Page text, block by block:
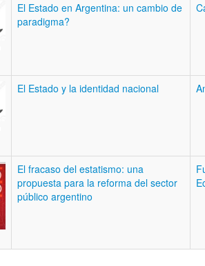
El Estado en Argentina: un cambio de
paradigma?
El Estado y la identidad nacional
El fracaso del estatismo: una
propuesta para la reforma del sector
público argentino